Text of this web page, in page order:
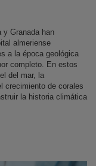
y Granada han
almeriense
a la época geológica
completo. En estos
del mar, la
crecimiento de corales
la historia climática